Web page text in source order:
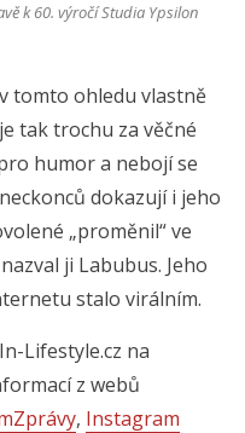
k 60. výročí Studia Ypsilon
tomto ohledu vlastně
tak trochu za věčné
humor a nebojí se
dokazují i jeho
„proměnil“ ve
ji Labubus. Jeho
stalo virálním.
Lifestyle.cz na
z webů
, Instagram